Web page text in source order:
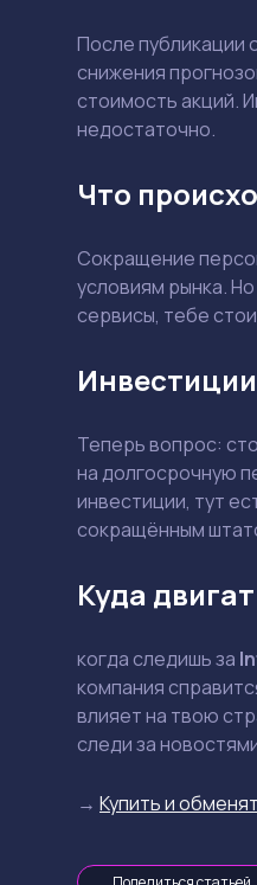
После публикации
снижения
стоимость акций.
недостаточно.
Что
Сокращение
условиям рынка.
сервисы, тебе
Теперь вопрос:
на долгосрочную
инвестиции, тут
сокращённым
Куда
когда следишь за
компания
влияет на твою
следи за
→ Купить и